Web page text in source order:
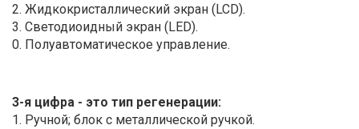
2. Жидкокристаллический экран (LCD).
3. Светодиоидный экран (LED).
0. Полуавтоматическое управление.
3-я цифра - это тип регенерации:
1. Ручной; блок с металлической ручкой.